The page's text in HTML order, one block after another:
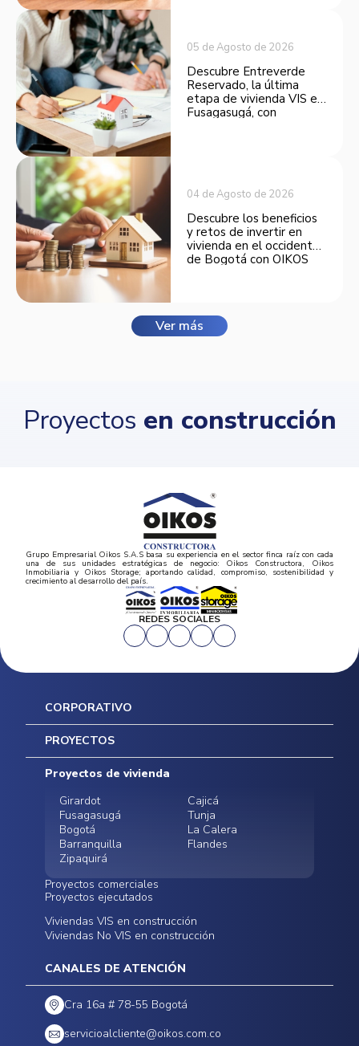
05 de Agosto de 2026
Descubre Entreverde
Reservado, la última
etapa de vivienda VIS en
Fusagasugá, con
04 de Agosto de 2026
Descubre los beneficios
y retos de invertir en
vivienda en el occidente
de Bogotá con OIKOS
Ver más
Proyectos en construcción
Grupo Empresarial Oikos S.A.S basa su experiencia en el sector finca raíz con cada
una de sus unidades estratégicas de negocio: Oikos Constructora, Oikos
Inmobiliaria y Oikos Storage; aportando calidad, compromiso, sostenibilidad y
crecimiento al desarrollo del país.
REDES SOCIALES
CORPORATIVO
Inicio
Mapa del sitio
Postventas
Contratación Directa
Noticias
PROYECTOS
Proyectos de vivienda
Girardot
Cajicá
Fusagasugá
Tunja
Bogotá
La Calera
Barranquilla
Flandes
Zipaquirá
Proyectos comerciales
Funza
Infinitum Zentral
Bodegas - ALMAX
Centro Comercial
Proyectos ejecutados
Conoce nuestros
proyectos ejecutados
Viviendas VIS en construcción
Viviendas No VIS en construcción
CANALES DE ATENCIÓN
Cra 16a # 78-55 Bogotá
servicioalcliente@oikos.com.co